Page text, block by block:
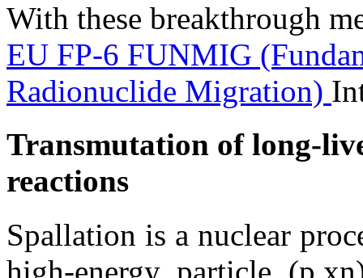
With these breakthrough
EU FP-6 FUNMIG
Radionuclide Migration)
Transmutation of long-
reactions
Spallation is a nuclear
high-energy particle